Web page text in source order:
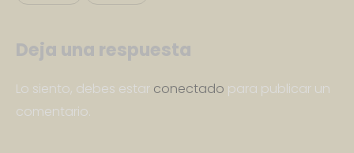
Deja una respuesta
Lo siento, debes estar conectado para publicar un
comentario.